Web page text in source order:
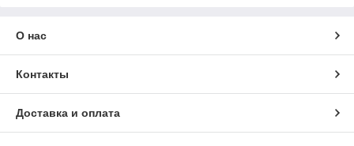
О нас
Контакты
Доставка и оплата